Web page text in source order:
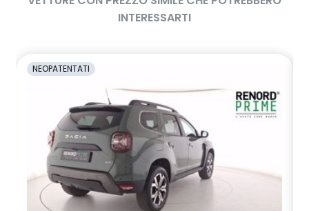
sistema di frenata d'emergenza attiva con riconoscimento
veicoli, pedoni, ciclisti e incroci
sistema di rilevamento stato di vigilanza del conducente
sistema isofix sedili posteriori
sistema multimediale openR link 10’ – radio e 2 speaker
INTERESSARTI
NEOPATENTATI